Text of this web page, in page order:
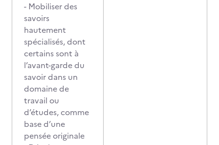
- Mobiliser des
savoirs
hautement
spécialisés, dont
certains sont à
l’avant-garde du
savoir dans un
domaine de
travail ou
d’études, comme
base d’une
pensée originale